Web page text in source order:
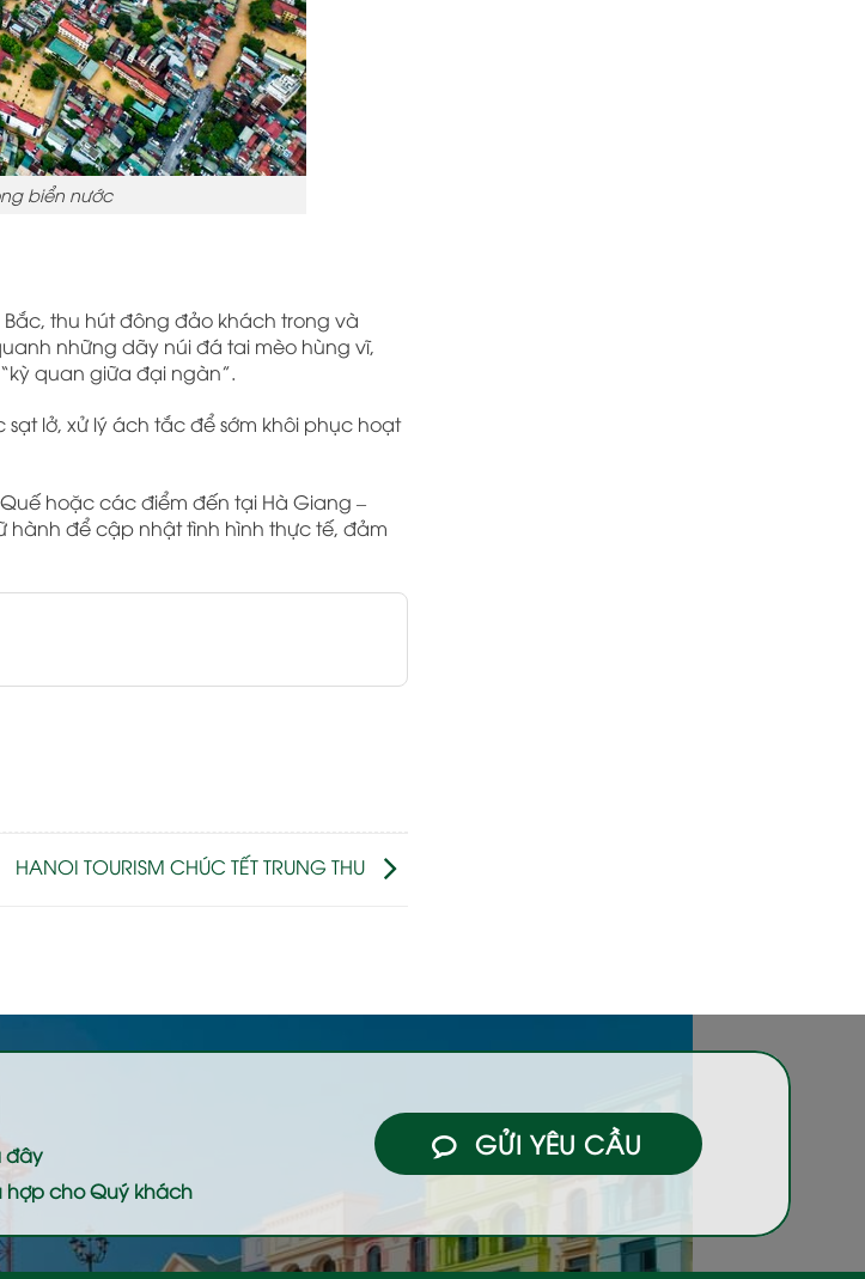
biển nước
thu hút đông đảo khách trong và
những dãy núi đá tai mèo hùng vĩ,
quan giữa đại ngàn”.
lở, xử lý ách tắc để sớm khôi phục hoạt
hoặc các điểm đến tại Hà Giang –
hành để cập nhật tình hình thực tế, đảm
HANOI TOURISM CHÚC TẾT TRUNG THU
hợp cho Quý khách
GỬI YÊU CẦU